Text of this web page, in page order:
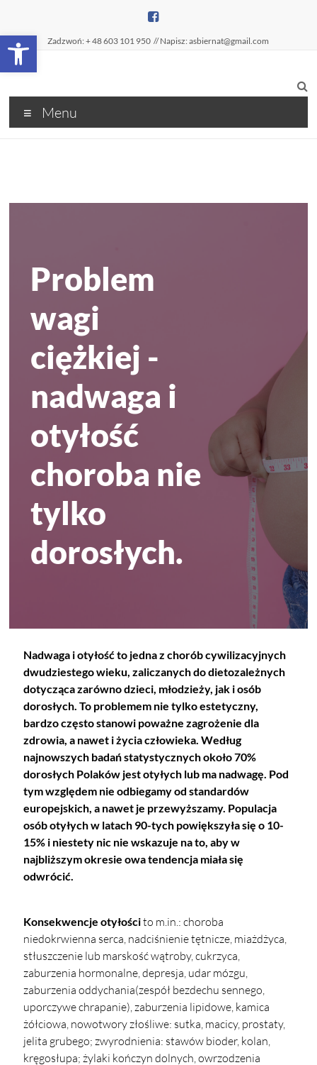
Open toolbar
Zadzwoń: + 48 603 101 950 // Napisz: asbiernat@gmail.com
Menu
Problem
wagi
ciężkiej -
nadwaga i
otyłość
choroba nie
tylko
dorosłych.
Nadwaga i otyłośćto jedna z chorób cywilizacyjnych
dwudziestego wieku, zaliczanych do dietozależnych
dotycząca zarówno dzieci, młodzieży, jak i osób
dorosłych. To problemem nie tylko estetyczny,
bardzo często stanowi poważne zagrożenie dla
zdrowia, a nawet i życia człowieka. Według
najnowszych badań statystycznych około 70%
dorosłych Polaków jest otyłych lub ma nadwagę. Pod
tym względem nie odbiegamy od standardów
europejskich, a nawet je przewyższamy. Populacja
osób otyłych w latach 90-tych powiększyła się o 10-
15% i niestety nic nie wskazuje na to, aby w
najbliższym okresie owa tendencja miała się
odwrócić.
Konsekwencje otyłościto m.in.: choroba
niedokrwienna serca, nadciśnienie tętnicze, miażdżyca,
stłuszczenie lub marskość wątroby, cukrzyca,
zaburzenia hormonalne, depresja, udar mózgu,
zaburzenia oddychania(zespół bezdechu sennego,
uporczywe chrapanie), zaburzenia lipidowe, kamica
żółciowa, nowotwory złośliwe: sutka, macicy, prostaty,
jelita grubego; zwyrodnienia: stawów bioder, kolan,
kręgosłupa; żylaki kończyn dolnych, owrzodzenia